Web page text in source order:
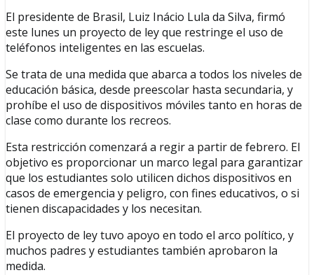
El presidente de Brasil, Luiz Inácio Lula da Silva, firmó
este lunes un proyecto de ley que restringe el uso de
teléfonos inteligentes en las escuelas.
Se trata de una medida que abarca a todos los niveles de
educación básica, desde preescolar hasta secundaria, y
prohíbe el uso de dispositivos móviles tanto en horas de
clase como durante los recreos.
Esta restricción comenzará a regir a partir de febrero. El
objetivo es proporcionar un marco legal para garantizar
que los estudiantes solo utilicen dichos dispositivos en
casos de emergencia y peligro, con fines educativos, o si
tienen discapacidades y los necesitan.
El proyecto de ley tuvo apoyo en todo el arco político, y
muchos padres y estudiantes también aprobaron la
medida.